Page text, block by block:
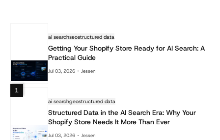
1
ai searchseostructured data
Getting Your Shopify Store Ready for AI Search: A
Practical Guide
Jul 03, 2026 Jessen
ai searchgeostructured data
Structured Data in the AI Search Era: Why Your
Shopify Store Needs It More Than Ever
Jul 03, 2026 Jessen